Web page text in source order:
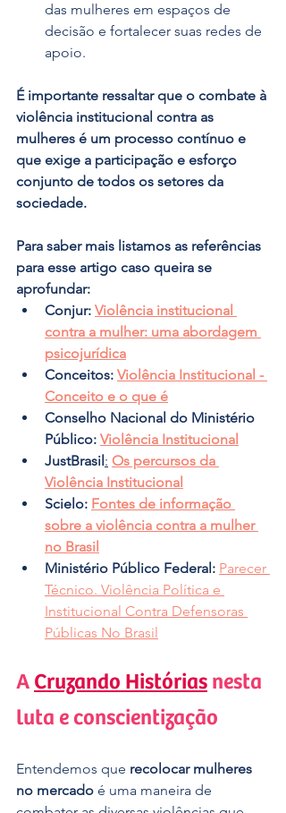
das mulheres em espaços de
decisão e fortalecer suas redes de
apoio.
É importante ressaltar que o combate à
violência institucional contra as
mulheres é um processo contínuo e
que exige a participação e esforço
conjunto de todos os setores da
sociedade.
Para saber mais listamos as referências
para esse artigo caso queira se
aprofundar:
Conjur: Violência institucional
contra a mulher: uma abordagem
psicojurídica
Conceitos: Violência Institucional -
Conceito e o que é
Conselho Nacional do Ministério
Público: Violência Institucional
JustBrasil: Os percursos da
Violência Institucional
Scielo: Fontes de informação
sobre a violência contra a mulher
no Brasil
Ministério Público Federal: Parecer
Técnico. Violência Política e
Institucional Contra Defensoras
Públicas No Brasil
A Cruzando Histórias nesta
luta e conscientização
Entendemos que recolocar mulheres
no mercado é uma maneira de